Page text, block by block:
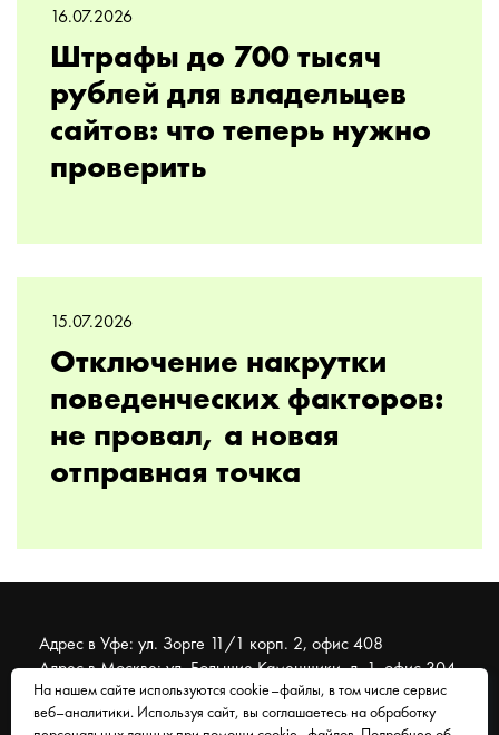
16.07.2026
Штрафы до 700 тысяч
рублей для владельцев
сайтов: что теперь нужно
проверить
15.07.2026
Отключение накрутки
поведенческих факторов:
не провал, а новая
отправная точка
Адрес в Уфе: ул. Зорге 11/1 корп. 2, офис 408
Адрес в Москве: ул. Большие Каменщики, д. 1, офис 304
© 2007 - 2026 Муравейник. SEO-продвижение, реклама,
На нашем сайте используются cookie–файлы, в том числе сервис
веб–аналитики. Используя сайт, вы соглашаетесь на обработку